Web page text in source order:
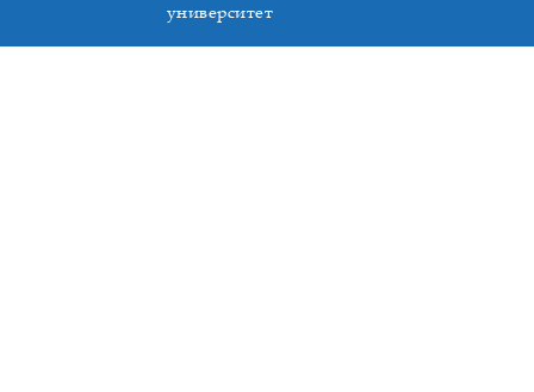
университет